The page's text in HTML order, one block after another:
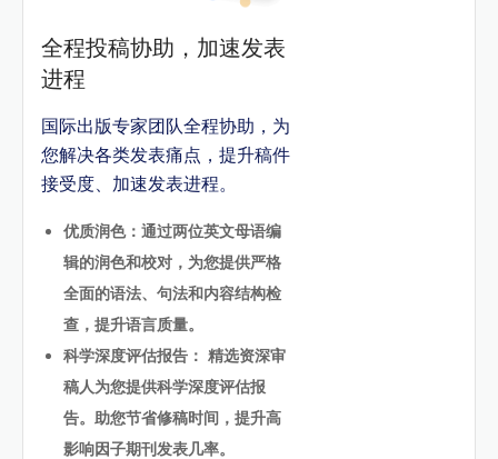
全程投稿协助，加速发表
进程
国际出版专家团队全程协助，为
您解决各类发表痛点，提升稿件
接受度、加速发表进程。
优质润色：通过两位英文母语编
辑的润色和校对，为您提供严格
全面的语法、句法和内容结构检
查，提升语言质量。
科学深度评估报告： 精选资深审
稿人为您提供科学深度评估报
告。助您节省修稿时间，提升高
影响因子期刊发表几率。